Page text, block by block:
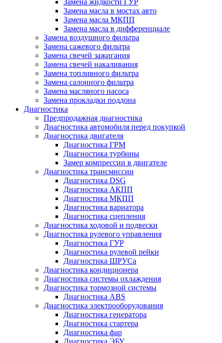
Замена масла в мостах авто
Замена масла МКПП
Замена масла в дифференциале
Замена воздушного фильтра
Замена сажевого фильтра
Замена свечей зажигания
Замена свечей накаливания
Замена топливного фильтра
Замена салонного фильтра
Замена масляного насоса
Замена прокладки поддона
Диагностика
Предпродажная диагностика
Диагностика автомобиля перед покупкой
Диагностика двигателя
Диагностика ГРМ
Диагностика турбины
Замер компрессии в двигателе
Диагностика трансмиссии
Диагностика DSG
Диагностика АКПП
Диагностика МКПП
Диагностика вариатора
Диагностика сцепления
Диагностика ходовой и подвески
Диагностика рулевого управления
Диагностика ГУР
Диагностика рулевой рейки
Диагностика ШРУСа
Диагностика кондиционера
Диагностика системы охлаждения
Диагностика тормозной системы
Диагностика ABS
Диагностика электрооборудования
Диагностика генератора
Диагностика стартера
Диагностика фар
Диагностика ЭБУ